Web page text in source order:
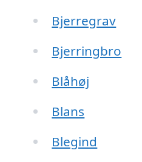
Bjerregrav
Bjerringbro
Blåhøj
Blans
Blegind